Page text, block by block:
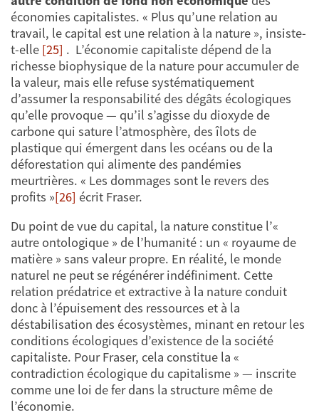
économies capitalistes. « Plus qu’une relation au
travail, le capital est une relation à la nature », insiste-
t-elle [25] . L’économie capitaliste dépend de la
richesse biophysique de la nature pour accumuler de
la valeur, mais elle refuse systématiquement
d’assumer la responsabilité des dégâts écologiques
qu’elle provoque — qu’il s’agisse du dioxyde de
carbone qui sature l’atmosphère, des îlots de
plastique qui émergent dans les océans ou de la
déforestation qui alimente des pandémies
meurtrières. « Les dommages sont le revers des
profits »[26] écrit Fraser.
Du point de vue du capital, la nature constitue l’«
autre ontologique » de l’humanité : un « royaume de
matière » sans valeur propre. En réalité, le monde
naturel ne peut se régénérer indéfiniment. Cette
relation prédatrice et extractive à la nature conduit
donc à l’épuisement des ressources et à la
déstabilisation des écosystèmes, minant en retour les
conditions écologiques d’existence de la société
capitaliste. Pour Fraser, cela constitue la «
contradiction écologique du capitalisme » — inscrite
comme une loi de fer dans la structure même de
l’économie.